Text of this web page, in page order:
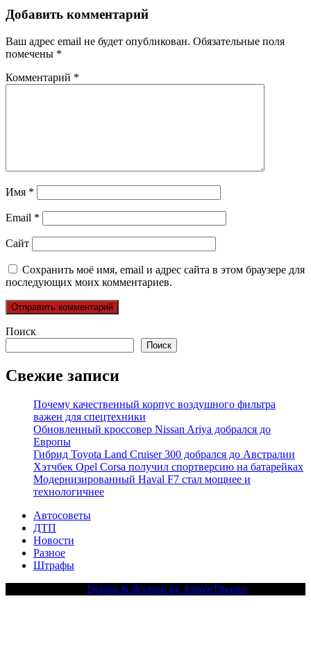
Добавить комментарий
Ваш адрес email не будет опубликован. Обязательные поля
помечены *
Комментарий *
Имя *
Email *
Сайт
Сохранить моё имя, email и адрес сайта в этом браузере для
последующих моих комментариев.
Поиск
Поиск
Свежие записи
Почему качественный корпус воздушного фильтра
важен для спецтехники
Обновленный кроссовер Nissan Ariya добрался до
Европы
Гибрид Toyota Land Cruiser 300 добрался до Австралии
Хэтчбек Opel Corsa получил спортверсию на батарейках
Модернизированный Haval F7 стал мощнее и
технологичнее
Автосоветы
ДТП
Новости
Разное
Штрафы
Design & develop by AmpleThemes